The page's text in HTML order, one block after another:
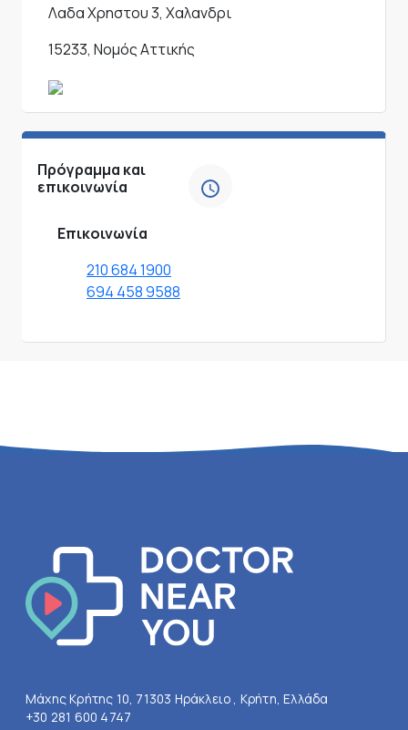
Λαδα Χρηστου 3, Χαλανδρι
15233, Νομός Αττικής
Πρόγραμμα και
επικοινωνία
Επικοινωνία
210 684 1900
694 458 9588
Μάχης Κρήτης 10, 71303 Ηράκλειο , Κρήτη, Ελλάδα
+30 281 600 4747